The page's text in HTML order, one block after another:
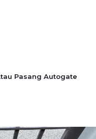
Pasang Autogate